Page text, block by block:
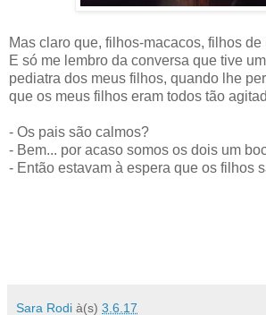
Mas claro que, filhos-macacos, filhos
E só me lembro da conversa que tive
pediatra dos meus filhos, quando lhe
que os meus filhos eram todos tão
- Os pais são calmos?
- Bem... por acaso somos os dois um
- Então estavam à espera que os filhos
Sara Rodi à(s) 3.6.17